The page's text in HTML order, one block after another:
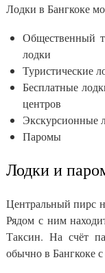
Лодки в Бангкоке
Общественный
лодки
Туристические
Бесплатные
центров
Экскурсионные
Паромы
Лодки и
Центральный пирс
Рядом с ним
Таксин. На счёт
обычно в Бангкоке